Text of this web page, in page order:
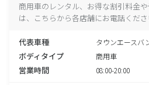
商用車のレンタル、お得な割引料金
は、こちらから各店舗にお電話くださ
代表車種 タウンエースバ
ボディタイプ 商用車
営業時間 08:00-20:00